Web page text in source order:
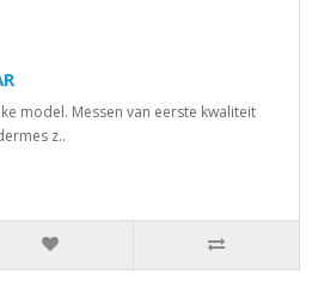
model. Messen van eerste kwaliteit
z..